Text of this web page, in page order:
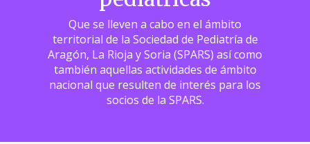
Que se lleven a cabo en el ámbito
territorial de la Sociedad de Pediatría de
Aragón, La Rioja y Soria (SPARS) así como
también aquellas actividades de ámbito
nacional que resulten de interés para los
socios de la SPARS.